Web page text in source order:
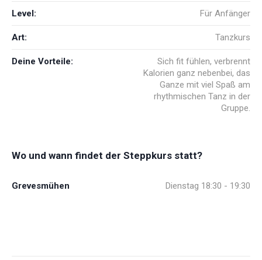
Level: Für Anfänger
Art: Tanzkurs
Deine Vorteile:
Sich fit fühlen, verbrennt
Kalorien ganz nebenbei, das
Ganze mit viel Spaß am
rhythmischen Tanz in der
Gruppe.
Wo und wann findet der Steppkurs statt?
Grevesmühen Dienstag 18:30 - 19:30